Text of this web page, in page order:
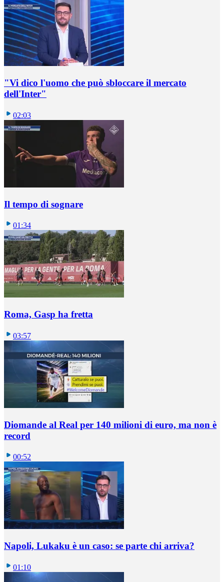
"Vi dico l'uomo che può sbloccare il mercato
dell'Inter"
02:03
Il tempo di sognare
01:34
Roma, Gasp ha fretta
03:57
Diomande al Real per 140 milioni di euro, ma non è
record
00:52
Napoli, Lukaku è un caso: se parte chi arriva?
01:10